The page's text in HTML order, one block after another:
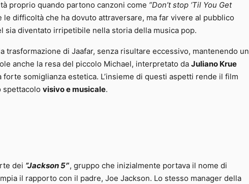
proprio quando partono canzoni come ”Don’t stop ‘Til You Get
difficoltà che ha dovuto attraversare, ma far vivere al pubblico
sia diventato irripetibile nella storia della musica pop.
di Jaafar, senza risultare eccessivo, mantenendo un
anche la resa del piccolo Michael, interpretato da Juliano Krue
somiglianza estetica. L’insieme di questi aspetti rende il film
spettacolo visivo e musicale.
dei ”Jackson 5′‘, gruppo che inizialmente portava il nome di
il rapporto con il padre, Joe Jackson. Lo stesso manager della